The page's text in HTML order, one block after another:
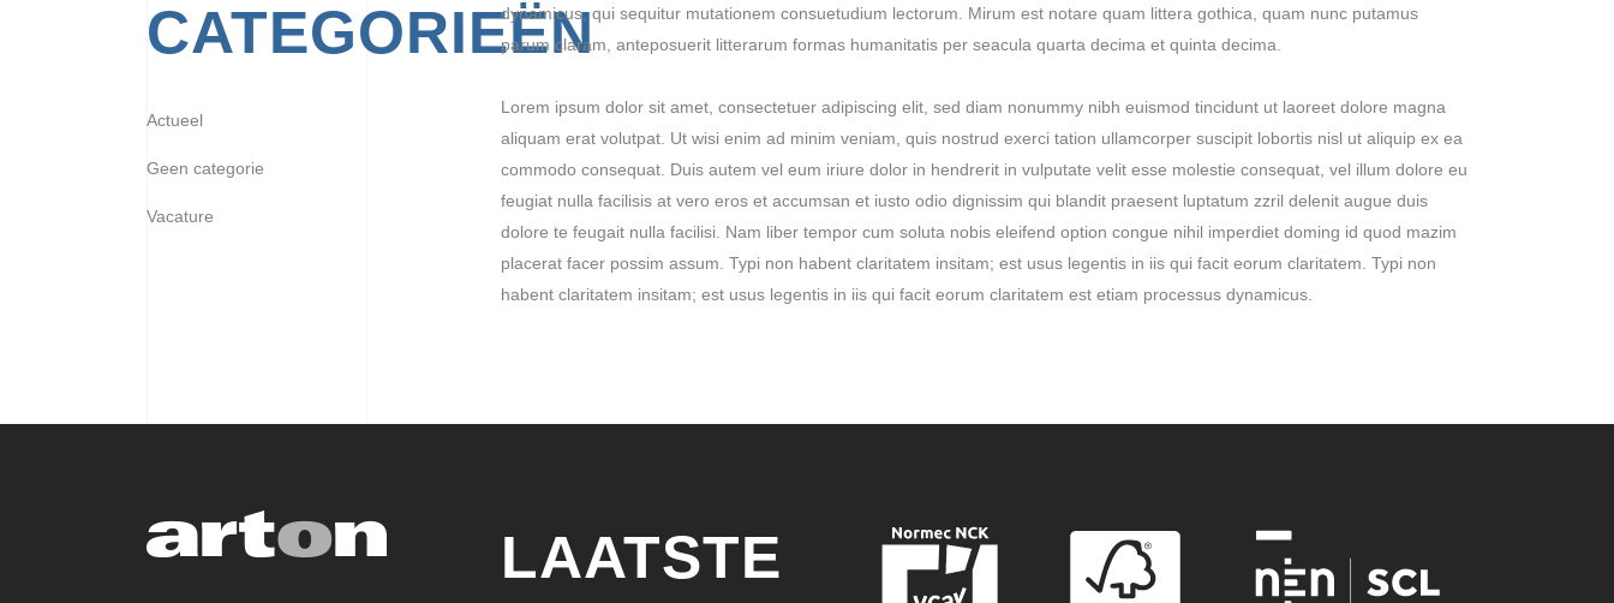
CATEGORIEËN
Actueel
Geen categorie
Vacature
dynamicus, qui sequitur mutationem consuetudium lectorum. Mirum est notare quam littera gothica, quam nunc putamus
parum claram, anteposuerit litterarum formas humanitatis per seacula quarta decima et quinta decima.
Lorem ipsum dolor sit amet, consectetuer adipiscing elit, sed diam nonummy nibh euismod tincidunt ut laoreet dolore magna
aliquam erat volutpat. Ut wisi enim ad minim veniam, quis nostrud exerci tation ullamcorper suscipit lobortis nisl ut aliquip ex ea
commodo consequat. Duis autem vel eum iriure dolor in hendrerit in vulputate velit esse molestie consequat, vel illum dolore eu
feugiat nulla facilisis at vero eros et accumsan et iusto odio dignissim qui blandit praesent luptatum zzril delenit augue duis
dolore te feugait nulla facilisi. Nam liber tempor cum soluta nobis eleifend option congue nihil imperdiet doming id quod mazim
placerat facer possim assum. Typi non habent claritatem insitam; est usus legentis in iis qui facit eorum claritatem. Typi non
habent claritatem insitam; est usus legentis in iis qui facit eorum claritatem est etiam processus dynamicus.
LAATSTE